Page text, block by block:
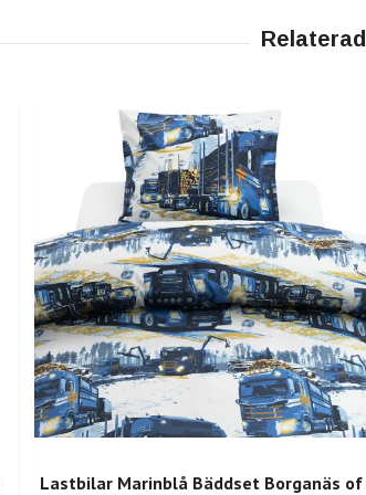
Lastbilar Marinblå Bäddset Borganäs of